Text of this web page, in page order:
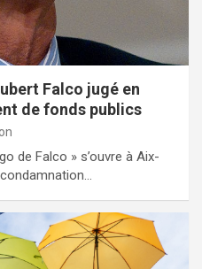
Falco jugé en
de fonds publics
de Falco » s’ouvre à Aix-